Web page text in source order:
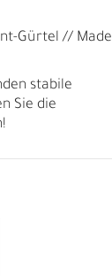
Gürtel // Made
stabile
Sie die